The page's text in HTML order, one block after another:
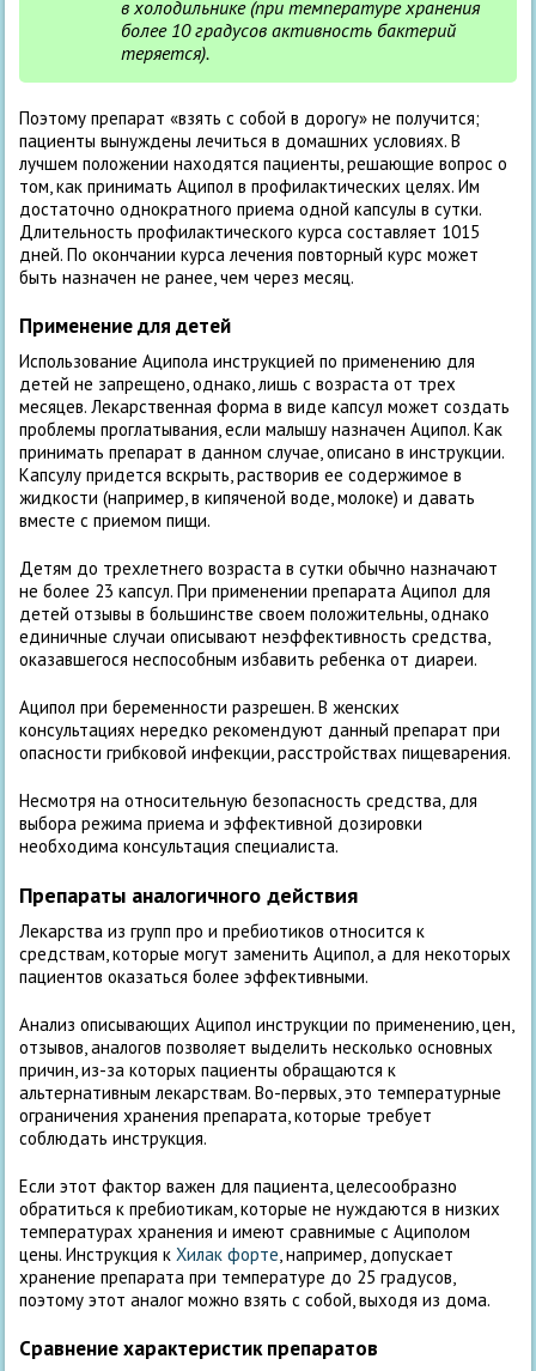
в холодильнике (при температуре хранения
более 10 градусов активность бактерий
теряется).
Поэтому препарат «взять с собой в дорогу» не получится;
пациенты вынуждены лечиться в домашних условиях. В
лучшем положении находятся пациенты, решающие вопрос о
том, как принимать Аципол в профилактических целях. Им
достаточно однократного приема одной капсулы в сутки.
Длительность профилактического курса составляет 10­15
дней. По окончании курса лечения повторный курс может
быть назначен не ранее, чем через месяц.
Применение для детей
Использование Аципола инструкцией по применению для
детей не запрещено, однако, лишь с возраста от трех
месяцев. Лекарственная форма в виде капсул может создать
проблемы проглатывания, если малышу назначен Аципол. Как
принимать препарат в данном случае, описано в инструкции.
Капсулу придется вскрыть, растворив ее содержимое в
жидкости (например, в кипяченой воде, молоке) и давать
вместе с приемом пищи.
Детям до трехлетнего возраста в сутки обычно назначают
не более 2­3 капсул. При применении препарата Аципол для
детей отзывы в большинстве своем положительны, однако
единичные случаи описывают неэффективность средства,
оказавшегося неспособным избавить ребенка от диареи.
Аципол при беременности разрешен. В женских
консультациях нередко рекомендуют данный препарат при
опасности грибковой инфекции, расстройствах пищеварения.
Несмотря на относительную безопасность средства, для
выбора режима приема и эффективной дозировки
необходима консультация специалиста.
Препараты аналогичного действия
Лекарства из групп про­ и пребиотиков относится к
средствам, которые могут заменить Аципол, а для некоторых
пациентов оказаться более эффективными.
Анализ описывающих Аципол инструкции по применению, цен,
отзывов, аналогов позволяет выделить несколько основных
причин, из-за которых пациенты обращаются к
альтернативным лекарствам. Во-первых, это температурные
ограничения хранения препарата, которые требует
соблюдать инструкция.
Если этот фактор важен для пациента, целесообразно
обратиться к пребиотикам, которые не нуждаются в низких
температурах хранения и имеют сравнимые с Ациполом
цены. Инструкция кХилак форте, например, допускает
хранение препарата при температуре до 25 градусов,
поэтому этот аналог можно взять с собой, выходя из дома.
Сравнение характеристик препаратов